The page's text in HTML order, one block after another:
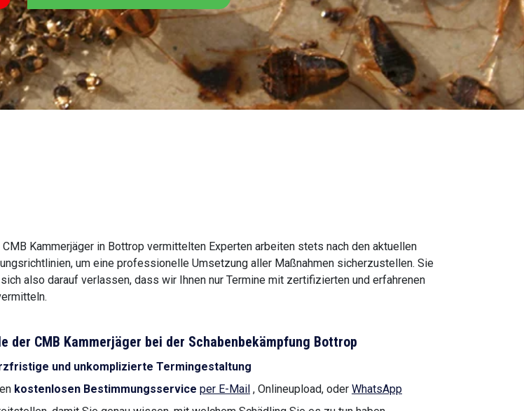
CMB Kammerjäger in Bottrop vermittelten Experten arbeiten stets nach den aktuellen
um eine professionelle Umsetzung aller Maßnahmen sicherzustellen. Sie
also darauf verlassen, dass wir Ihnen nur Termine mit zertifizierten und erfahrenen
der CMB Kammerjäger bei der Schabenbekämpfung Bottrop
und unkomplizierte Termingestaltung
kostenlosen Bestimmungsservice per E-Mail , Onlineupload, oder WhatsApp